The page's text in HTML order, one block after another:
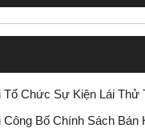
Tổ Chức Sự Kiện Lái Thử
Bố Chính Sách Bán